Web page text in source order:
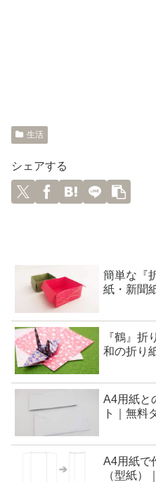
生活
シェアする
簡単な『
紙・新聞
『鶴』折
和の折り
A4用紙と
ト｜無料
A4用紙で
（型紙）